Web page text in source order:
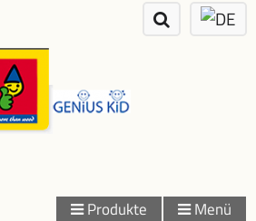
Produkte Menü